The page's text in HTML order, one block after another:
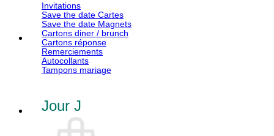
Invitations
Save the date Cartes
Save the date Magnets
Cartons diner / brunch
Cartons réponse
Remerciements
Autocollants
Tampons mariage
Jour J